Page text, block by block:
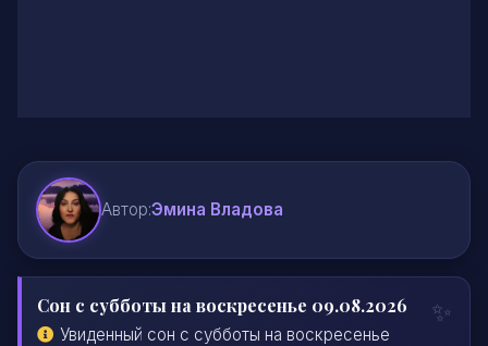
Автор:Эмина Владова
Сон с субботы на воскресенье 09.08.2026
Увиденный сон с субботы на воскресенье